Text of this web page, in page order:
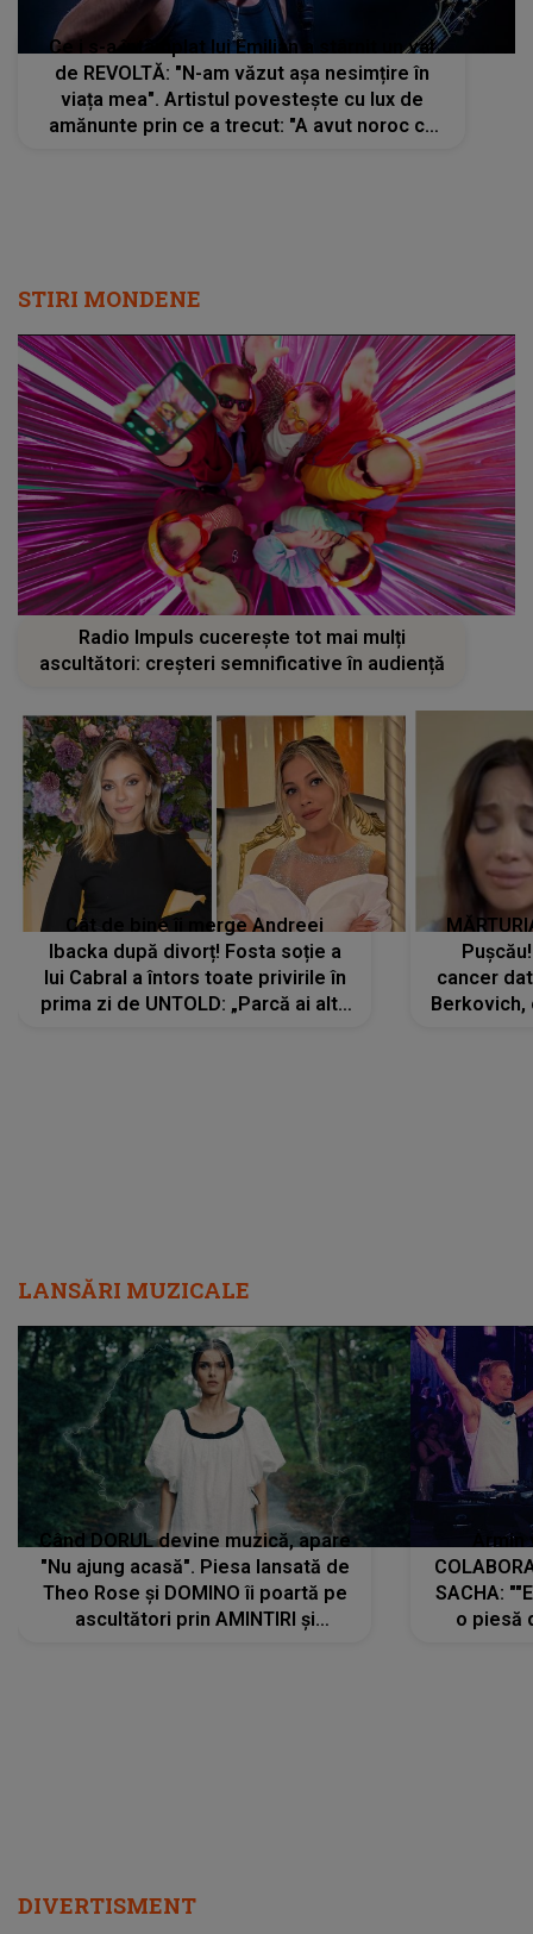
Ce i s-a întâmplat lui Emilian a stârnit un val
de REVOLTĂ: "N-am văzut așa nesimțire în
viața mea". Artistul povestește cu lux de
amănunte prin ce a trecut: "A avut noroc că
STIRI MONDENE
Radio Impuls cucerește tot mai mulți
ascultători: creșteri semnificative în audiență
Cât de bine îi merge Andreei
Ibacka după divorț! Fosta soție a
lui Cabral a întors toate privirile în
prima zi de UNTOLD: „Parcă ai altă
cancer
Berkovich,
LANSĂRI MUZICALE
Când DORUL devine muzică, apare
"Nu ajung acasă". Piesa lansată de
Theo Rose și DOMINO îi poartă pe
ascultători prin AMINTIRI și
SACHA:
o piesă
DIVERTISMENT